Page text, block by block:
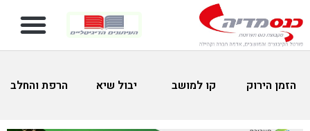
הזמן הירוק קו למושב יבול שיא הרפת והחלב